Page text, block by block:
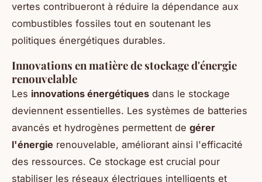
vertes contribueront à réduire la dépendance aux
combustibles fossiles tout en soutenant les
politiques énergétiques durables.
Innovations en matière de stockage d'énergie
renouvelable
Les innovations énergétiques dans le stockage
deviennent essentielles. Les systèmes de batteries
avancés et hydrogènes permettent de gérer
l'énergie renouvelable, améliorant ainsi l'efficacité
des ressources. Ce stockage est crucial pour
stabiliser les réseaux électriques intelligents et